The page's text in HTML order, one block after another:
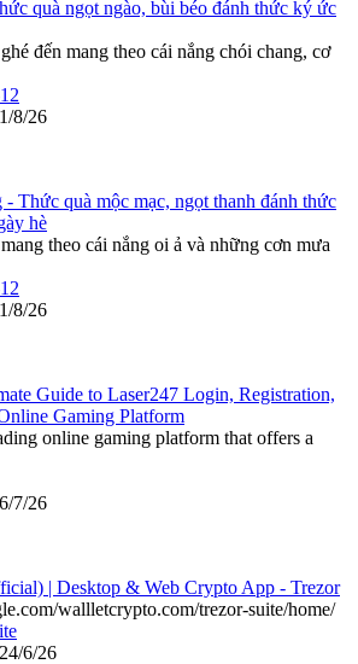
quà ngọt ngào, bùi béo đánh thức ký ức
đến mang theo cái nắng chói chang, cơ
1/8/26
- Thức quà mộc mạc, ngọt thanh đánh thức
hè
theo cái nắng oi ả và những cơn mưa
1/8/26
Guide to Laser247 Login, Registration,
Gaming Platform
online gaming platform that offers a
6/7/26
| Desktop & Web Crypto App - Trezor
wallletcrypto.com/trezor-suite/home/
24/6/26